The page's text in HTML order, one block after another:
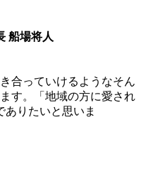
船場将人
合っていけるようなそん
す。「地域の方に愛され
ありたいと思いま